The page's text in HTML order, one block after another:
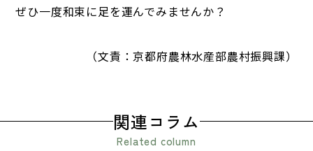
ぜひ一度和束に足を運んでみませんか？
（文責：京都府農林水産部農村振興課）
関連コラム
Related column